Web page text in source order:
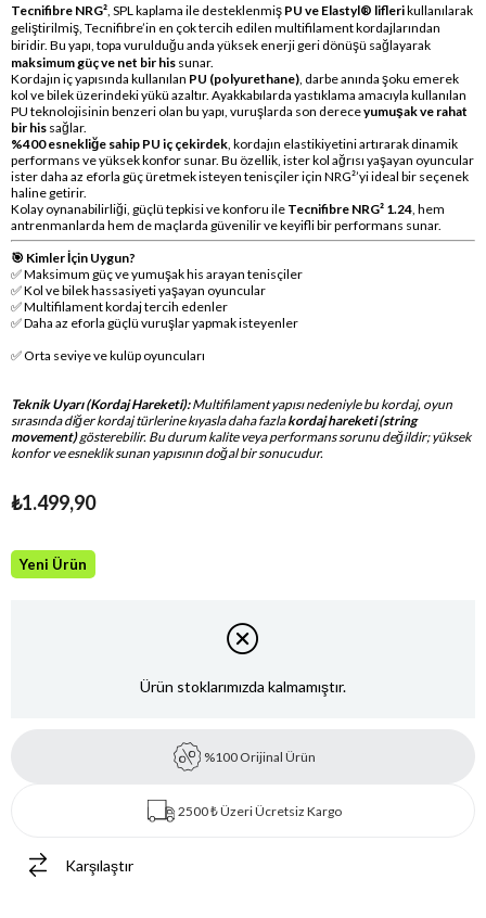
Tecnifibre NRG² , SPL kaplama ile desteklenmiş PU ve Elastyl® liflerikullanılarak
geliştirilmiş, Tecnifibre’in en çok tercih edilen multifilament kordajlarından
biridir. Bu yapı, topa vurulduğu anda yüksek enerji geri dönüşü sağlayarak
maksimum güç ve net bir his sunar.
Kordajın iç yapısında kullanılan PU (polyurethane) , darbe anında şoku emerek
kol ve bilek üzerindeki yükü azaltır. Ayakkabılarda yastıklama amacıyla kullanılan
PU teknolojisinin benzeri olan bu yapı, vuruşlarda son dereceyumuşak ve rahat
bir his sağlar.
%400 esnekliğe sahip PU iç çekirdek , kordajın elastikiyetini artırarak dinamik
performans ve yüksek konfor sunar. Bu özellik, ister kol ağrısı yaşayan oyuncular
ister daha az eforla güç üretmek isteyen tenisçiler için NRG²’yi ideal bir seçenek
haline getirir.
Kolay oynanabilirliği, güçlü tepkisi ve konforu ile Tecnifibre NRG² 1.24 , hem
antrenmanlarda hem de maçlarda güvenilir ve keyifli bir performans sunar.
🎯 Kimler İçin Uygun?
✅ Maksimum güç ve yumuşak his arayan tenisçiler
✅ Kol ve bilek hassasiyeti yaşayan oyuncular
✅ Multifilament kordaj tercih edenler
✅ Daha az eforla güçlü vuruşlar yapmak isteyenler
✅ Orta seviye ve kulüp oyuncuları
Teknik Uyarı (Kordaj Hareketi):Multifilament yapısı nedeniyle bu kordaj, oyun
sırasında diğer kordaj türlerine kıyasla daha fazlakordaj hareketi (string
movement)gösterebilir. Bu durum kalite veya performans sorunu değildir; yüksek
konfor ve esneklik sunan yapısının doğal bir sonucudur.
₺1.499,90
Yeni Ürün
Ürün stoklarımızda kalmamıştır.
%100 Orijinal Ürün
2500 ₺ Üzeri Ücretsiz Kargo
Karşılaştır